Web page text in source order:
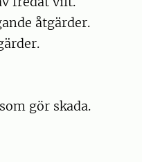
åtgärder.
gör skada.